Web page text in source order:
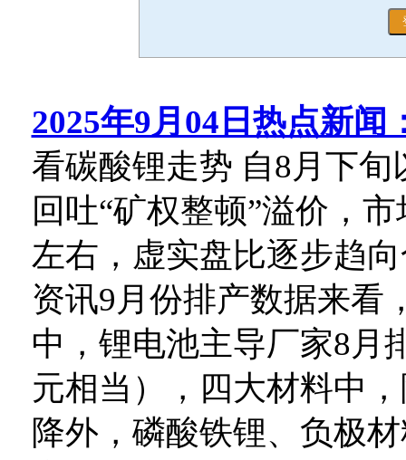
2025年9月04日热点新闻
看碳酸锂走势 自8月下
回吐“矿权整顿”溢价，
左右，虚实盘比逐步趋
资讯9月份排产数据来看
中，锂电池主导厂家8月
元相当），四大材料中
降外，磷酸铁锂、负极